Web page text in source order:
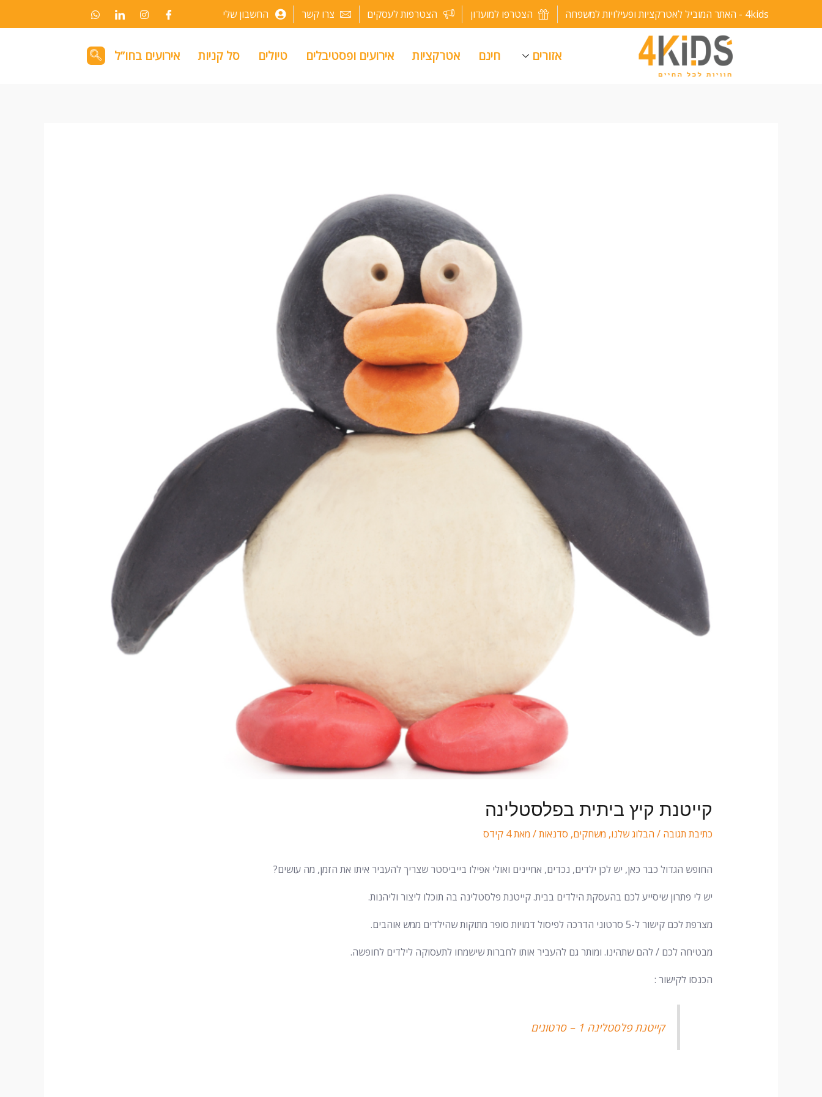
לתוכן
4kids - האתר המוביל לאטרקציות ופעילויות למשפחה הצטרפו למועדון הצטרפות לעסקים צרו קשר החשבון שלי
אזורים חינם אטרקציות אירועים ופסטיבלים טיולים סל קניות אירועים בחו”ל
קייטנת קיץ ביתית בפלסטלינה
כתיבת תגובה / הבלוג שלנו, משחקים, סדנאות/ מאת4 קידס
החופש הגדול כבר כאן, יש לכן ילדים, נכדים, אחיינים ואולי אפילו בייביסטר שצריך להעביר איתו את הזמן, מה עושים?
יש לי פתרון שיסייע לכם בהעסקת הילדים בבית. קייטנת פלסטלינה בה תוכלו ליצור וליהנות.
מצרפת לכם קישור ל-5 סרטוני הדרכה לפיסול דמויות סופר מתוקות שהילדים ממש אוהבים.
מבטיחה לכם / להם שתהינו. ומותר גם להעביר אותו לחברות שישמחו לתעסוקה לילדים לחופשה.
הכנסו לקישור :
קייטנת פלסטלינה 1 – סרטונים